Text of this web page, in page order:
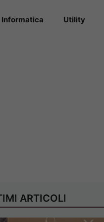
Informatica Utility
ARTICOLI